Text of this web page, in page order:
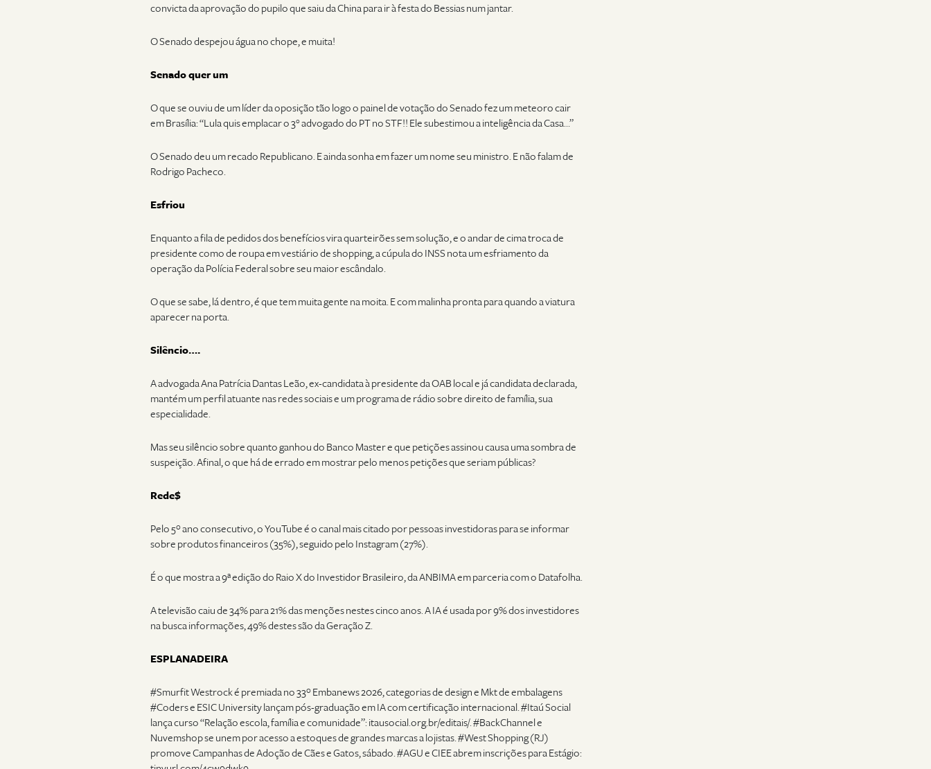
convicta da aprovação do pupilo que saiu da China para ir à festa do Bessias num jantar.
O Senado despejou água no chope, e muita!
Senado quer um
O que se ouviu de um líder da oposição tão logo o painel de votação do Senado fez um meteoro cair
em Brasília: “Lula quis emplacar o 3° advogado do PT no STF!! Ele subestimou a inteligência da Casa…”
O Senado deu um recado Republicano. E ainda sonha em fazer um nome seu ministro. E não falam de
Rodrigo Pacheco.
Esfriou
Enquanto a fila de pedidos dos benefícios vira quarteirões sem solução, e o andar de cima troca de
presidente como de roupa em vestiário de shopping, a cúpula do INSS nota um esfriamento da
operação da Polícia Federal sobre seu maior escândalo.
O que se sabe, lá dentro, é que tem muita gente na moita. E com malinha pronta para quando a viatura
aparecer na porta.
Silêncio….
A advogada Ana Patrícia Dantas Leão, ex-candidata à presidente da OAB local e já candidata declarada,
mantém um perfil atuante nas redes sociais e um programa de rádio sobre direito de família, sua
especialidade.
Mas seu silêncio sobre quanto ganhou do Banco Master e que petições assinou causa uma sombra de
suspeição. Afinal, o que há de errado em mostrar pelo menos petições que seriam públicas?
Rede$
Pelo 5º ano consecutivo, o YouTube é o canal mais citado por pessoas investidoras para se informar
sobre produtos financeiros (35%), seguido pelo Instagram (27%).
É o que mostra a 9ª edição do Raio X do Investidor Brasileiro, da ANBIMA em parceria com o Datafolha.
A televisão caiu de 34% para 21% das menções nestes cinco anos. A IA é usada por 9% dos investidores
na busca informações, 49% destes são da Geração Z.
ESPLANADEIRA
#Smurfit Westrock é premiada no 33º Embanews 2026, categorias de design e Mkt de embalagens
#Coders e ESIC University lançam pós-graduação em IA com certificação internacional. #Itaú Social
lança curso “Relação escola, família e comunidade”: itausocial.org.br/editais/. #BackChannel e
Nuvemshop se unem por acesso a estoques de grandes marcas a lojistas. #West Shopping (RJ)
promove Campanhas de Adoção de Cães e Gatos, sábado. #AGU e CIEE abrem inscrições para Estágio: